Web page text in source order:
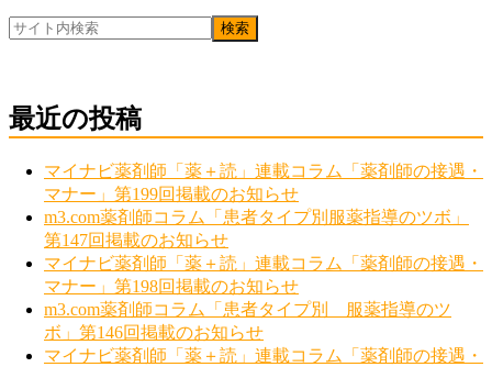
最近の投稿
マイナビ薬剤師「薬＋読」連載コラム「薬剤師の接遇・
マナー」第199回掲載のお知らせ
m3.com薬剤師コラム「患者タイプ別服薬指導のツボ」
第147回掲載のお知らせ
マイナビ薬剤師「薬＋読」連載コラム「薬剤師の接遇・
マナー」第198回掲載のお知らせ
m3.com薬剤師コラム「患者タイプ別 服薬指導のツ
ボ」第146回掲載のお知らせ
マイナビ薬剤師「薬＋読」連載コラム「薬剤師の接遇・